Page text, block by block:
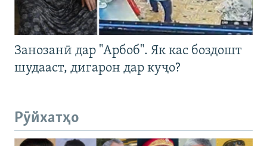
Занозанӣ дар "Арбоб". Як кас боздошт
шудааст, дигарон дар куҷо?
Рӯйхатҳо